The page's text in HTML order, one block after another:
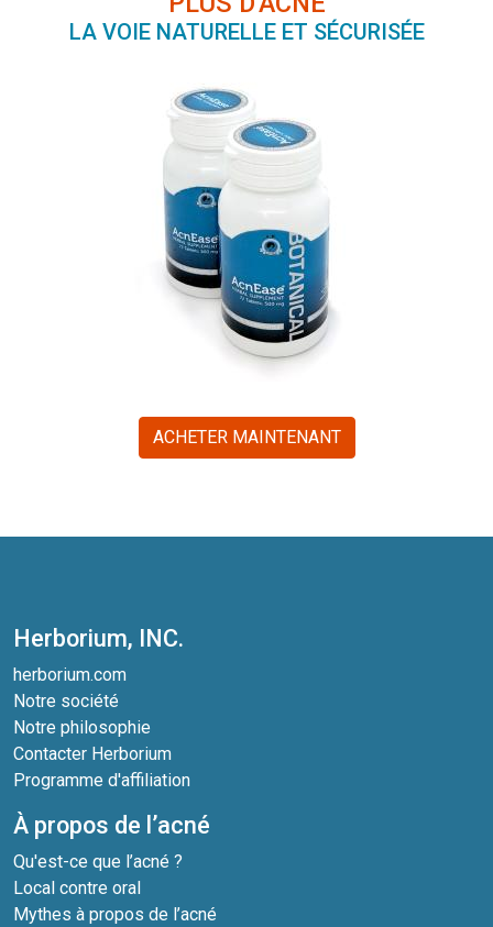
LA VOIE NATURELLE ET SÉCURISÉE
ACHETER MAINTENANT
Herborium, INC.
herborium.com
Notre société
Notre philosophie
Contacter Herborium
Programme d'affiliation
À propos de l’acné
Qu'est-ce que l’acné ?
Local contre oral
Mythes à propos de l’acné